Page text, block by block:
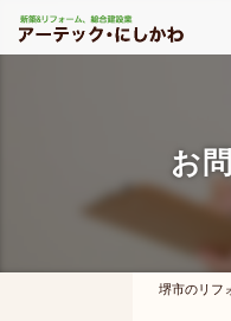
お
堺市のリフ